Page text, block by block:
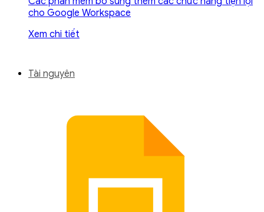
cho Google Workspace
Xem chi tiết
Tài nguyên